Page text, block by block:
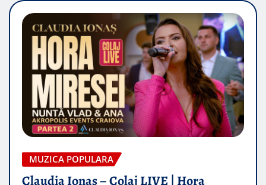
MUZICA POPULARA
Claudia Ionas – Colaj LIVE | Hora